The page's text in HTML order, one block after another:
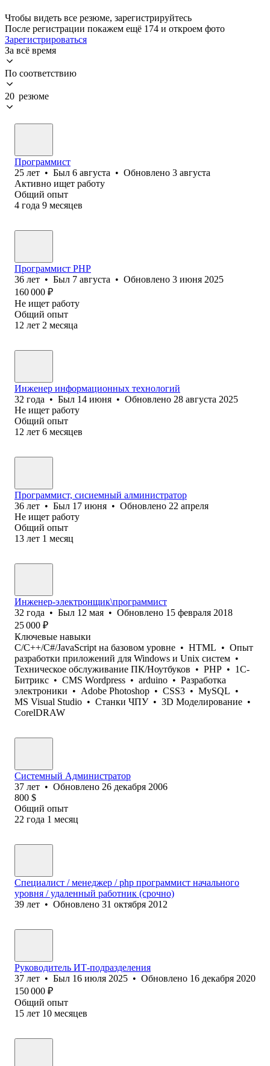
Чтобы видеть все резюме, зарегистрируйтесь
После регистрации покажем ещё 174 и откроем фото
Зарегистрироваться
За всё время
По соответствию
20 резюме
Программист
25 лет • Был 6 августа • Обновлено 3 августа
Активно ищет работу
Общий опыт
4 года 9 месяцев
Программист PHP
36 лет • Был 7 августа • Обновлено 3 июня 2025
160 000 ₽
Не ищет работу
Общий опыт
12 лет 2 месяца
Инженер информационных технологий
32 года • Был 14 июня • Обновлено 28 августа 2025
Не ищет работу
Общий опыт
12 лет 6 месяцев
Программист, сисиемный алминистратор
36 лет • Был 17 июня • Обновлено 22 апреля
Не ищет работу
Общий опыт
13 лет 1 месяц
Инженер-электронщик\программист
32 года • Был 12 мая • Обновлено 15 февраля 2018
25 000 ₽
Ключевые навыки
C/C++/C#/JavaScript на базовом уровне • HTML • Опыт
разработки приложений для Windows и Unix систем •
Техническое обслуживание ПК/Ноутбуков • PHP • 1С-
Битрикс • CMS Wordpress • arduino • Разработка
электроники • Adobe Photoshop • CSS3 • MySQL •
MS Visual Studio • Станки ЧПУ • 3D Моделирование •
CorelDRAW
Системный Администратор
37 лет • Обновлено 26 декабря 2006
800 $
Общий опыт
22 года 1 месяц
Специалист / менеджер / php программист начального
уровня / удаленный работник (срочно)
39 лет • Обновлено 31 октября 2012
Руководитель ИТ-подразделения
37 лет • Был 16 июля 2025 • Обновлено 16 декабря 2020
150 000 ₽
Общий опыт
15 лет 10 месяцев